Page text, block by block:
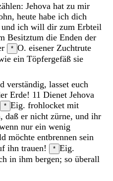
: Jehova hat zu mir
, heute habe ich dich
und ich will dir zum Erbteil
Besitztum die Enden der
* O. eisener Zuchtrute
ein Töpfergefäß sie
verständig, lasset euch
Erde! 11 Dienet Jehova
* Eig. frohlocket mit
, daß er nicht zürne, und ihr
nur ein wenig
möchte entbrennen sein
ihn trauen! * Eig.
in ihm bergen; so überall